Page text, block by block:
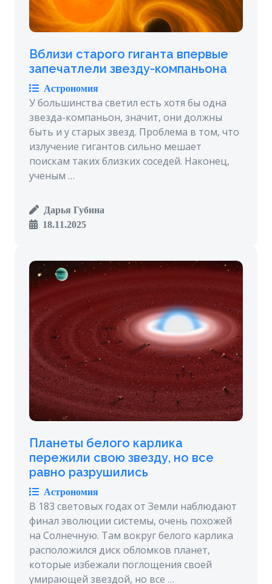
Вблизи старого гиганта впервые
запечатлели звезду-компаньона
Астрономия
У большинства светил есть хотя бы одна
звезда-компаньон, значит, они должны
быть и у старых звезд. Проблема в том, что
излучение гигантов сильно мешает
поискам таких близких соседей. Наконец,
ученым …
Дарья Губина
18.11.2025
Планеты белого карлика
пережили свою звезду, но все
равно разрушились
Астрономия
В 183 световых годах от Земли наблюдают
финал эволюции системы, очень похожей
на Солнечную. Там вокруг белого карлика
расположился диск обломков планет,
которые избежали поглощения своей
умирающей звездой, но все …